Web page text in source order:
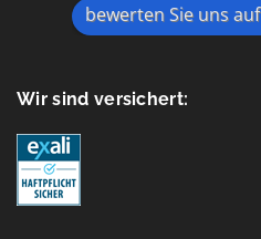
bewerten Sie uns auf
Wir sind versichert: